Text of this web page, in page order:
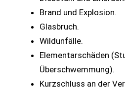
Brand und Explosion.
Glasbruch.
Wildunfälle.
Elementarschäden
Überschwemmung).
Kurzschluss an der